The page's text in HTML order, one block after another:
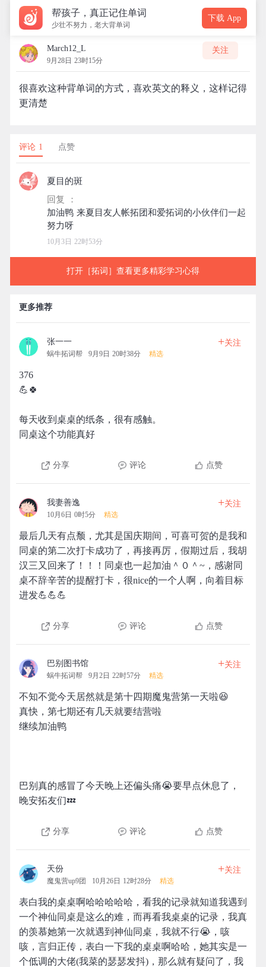
帮孩子，真正记住单词
少壮不努力，老大背单词
下载 App
March12_L
9月28日 23时15分
关注
很喜欢这种背单词的方式，喜欢英文的释义，这样记得
更清楚
评论 1 点赞
夏目的斑
回复 ：
加油鸭 来夏目友人帐拓团和爱拓词的小伙伴们一起
10月3日 22时53分
打开［拓词］查看更多精彩学习心得
更多推荐
张一一
蜗牛拓词帮 9月9日 20时38分 精选
+关注
376
💪🍀
每天收到桌桌的纸条，很有感触。
同桌这个功能真好
分享 评论 点赞
我妻善逸
10月6日 0时5分 精选
+关注
最后几天有点颓，尤其是国庆期间，可喜可贺的是我和
同桌的第二次打卡成功了，再接再厉，假期过后，我胡
汉三又回来了！！！同桌也一起加油＾０＾~，感谢同
桌不辞辛苦的提醒打卡，很nice的一个人啊，向着目标
进发💪💪💪
分享 评论 点赞
巴别图书馆
蜗牛拓词帮 9月2日 22时57分 精选
+关注
不知不觉今天居然就是第十四期魔鬼营第一天啦😆
真快，第七期还有几天就要结营啦
继续加油鸭
巴别真的感冒了今天晚上还偏头痛😭要早点休息了，
晚安拓友们💤
分享 评论 点赞
天份
魔鬼营up9团 10月26日 12时28分 精选
+关注
表白我的桌桌啊哈哈哈哈哈，看我的记录就知道我遇到
一个神仙同桌是这么的难，而再看我桌桌的记录，我真
的羡慕她第一次就遇到神仙同桌，我就不行😭，咳
咳，言归正传，表白一下我的桌桌啊哈哈，她其实是一
个低调的大佬(我菜的瑟瑟发抖)，那么就有疑问了，我